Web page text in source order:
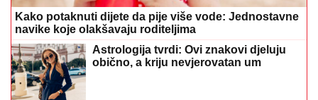
Kako potaknuti dijete da pije više vode: Jednostavne
navike koje olakšavaju roditeljima
Astrologija tvrdi: Ovi znakovi djeluju
obično, a kriju nevjerovatan um